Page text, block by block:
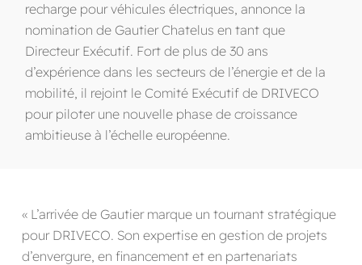
recharge pour véhicules électriques, annonce la
nomination de Gautier Chatelus en tant que
Directeur Exécutif. Fort de plus de 30 ans
d’expérience dans les secteurs de l’énergie et de la
mobilité, il rejoint le Comité Exécutif de DRIVECO
pour piloter une nouvelle phase de croissance
ambitieuse à l’échelle européenne.
« L’arrivée de Gautier marque un tournant stratégique
pour DRIVECO. Son expertise en gestion de projets
d’envergure, en financement et en partenariats